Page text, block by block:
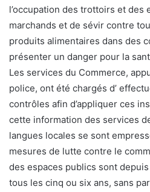
l’occupation des trottoirs et des
marchands et de sévir contre
produits alimentaires dans des
présenter un danger pour la
Les services du Commerce,
police, ont été chargés d’
contrôles afin d’appliquer ces
cette information des services
langues locales se sont
mesures de lutte contre le
des espaces publics sont
tous les cinq ou six ans, sans